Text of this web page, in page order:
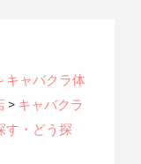
た～
ク
キャバクラ体
> キャバクラ
す・どう探